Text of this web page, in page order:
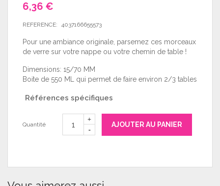
6,36 €
REFERENCE: 4037166655573
Pour une ambiance originale, parsemez ces morceaux
de verre sur votre nappe ou votre chemin de table !
Dimensions: 15/70 MM
Boite de 550 ML qui permet de faire environ 2/3 tables
Références spécifiques
Quantité AJOUTER AU PANIER